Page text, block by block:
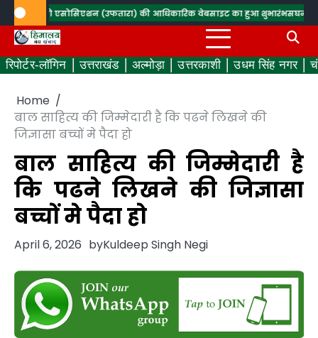
Skip
to
content
एसोसिएशन (उफतारा) की आधिकारिक वेबसाइट का हुआ शुभारंभसघन वृक्षारोपण
रिपोर्टर-लॉगिन उत्तराखंड अल्मोड़ा उत्तरकाशी उधम सिंह नगर
Home
बाल साहित्य की जिम्मेदारी है कि पढने लिखने की
जिज्ञासा बच्चों मे पैदा हो
बाल साहित्य की जिम्मेदारी है
कि पढने लिखने की जिज्ञासा
बच्चों मे पैदा हो
April 6, 2026 byKuldeep Singh Negi